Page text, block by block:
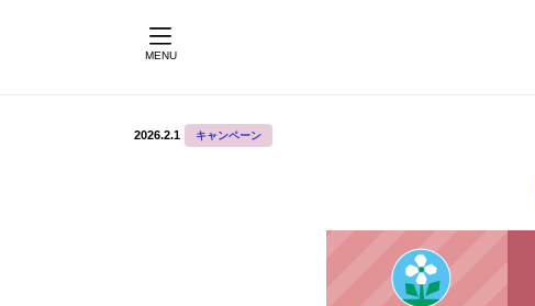
MENU
2026.2.1 キャンペーン